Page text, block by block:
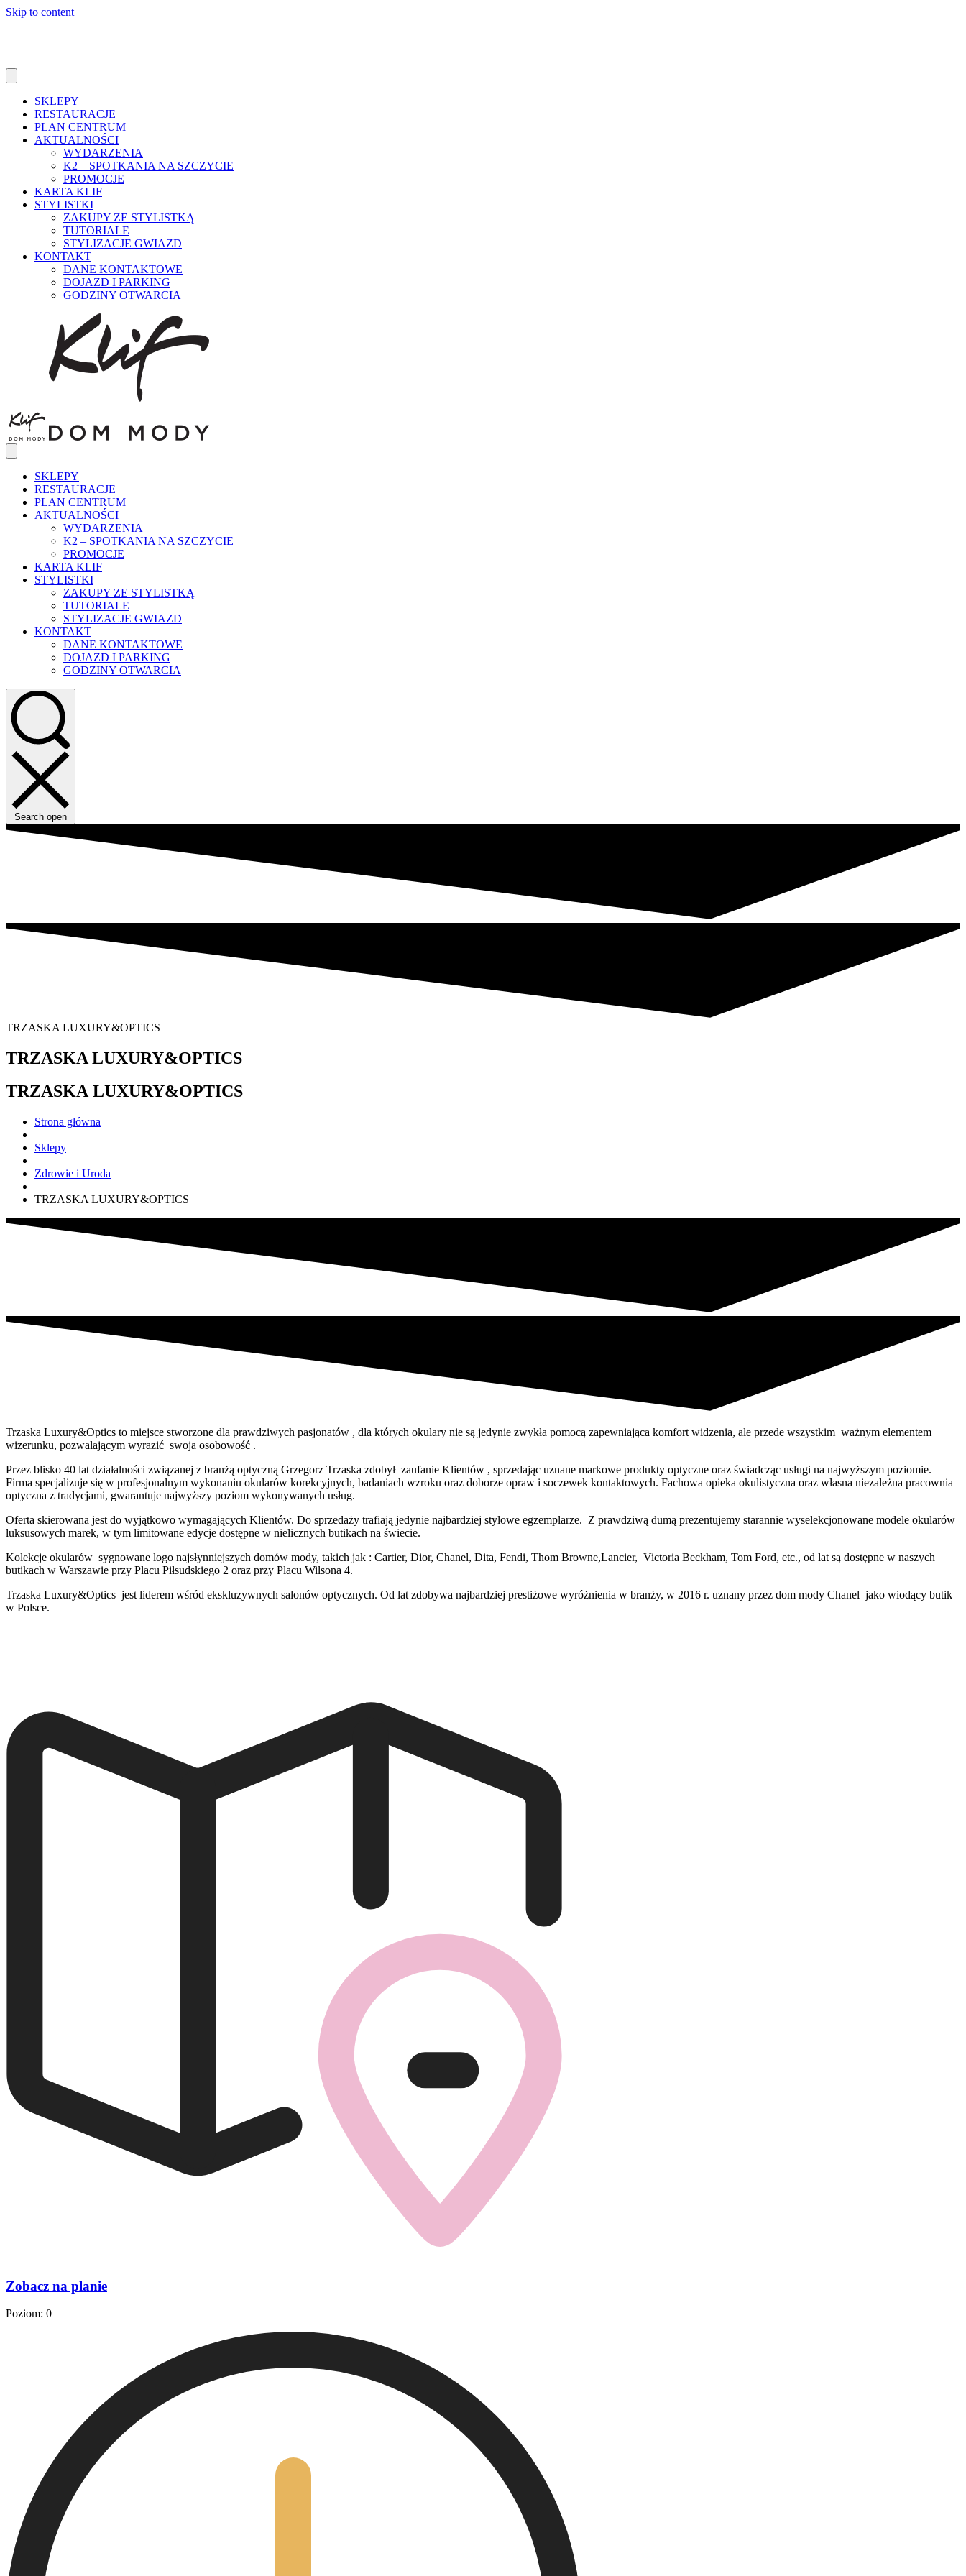
Skip to content
SKLEPY
RESTAURACJE
PLAN CENTRUM
AKTUALNOŚCI
WYDARZENIA
K2 – SPOTKANIA NA SZCZYCIE
PROMOCJE
KARTA KLIF
STYLISTKI
ZAKUPY ZE STYLISTKĄ
TUTORIALE
STYLIZACJE GWIAZD
KONTAKT
DANE KONTAKTOWE
DOJAZD I PARKING
GODZINY OTWARCIA
SKLEPY
RESTAURACJE
PLAN CENTRUM
AKTUALNOŚCI
WYDARZENIA
K2 – SPOTKANIA NA SZCZYCIE
PROMOCJE
KARTA KLIF
STYLISTKI
ZAKUPY ZE STYLISTKĄ
TUTORIALE
STYLIZACJE GWIAZD
KONTAKT
DANE KONTAKTOWE
DOJAZD I PARKING
GODZINY OTWARCIA
Search open
TRZASKA LUXURY&OPTICS
TRZASKA LUXURY&OPTICS
TRZASKA LUXURY&OPTICS
Strona główna
Sklepy
Zdrowie i Uroda
TRZASKA LUXURY&OPTICS
Trzaska Luxury&Optics to miejsce stworzone dla prawdziwych pasjonatów , dla których okulary nie są jedynie zwykła pomocą zapewniająca komfort widzenia, ale przede wszystkim ważnym elementem
wizerunku, pozwalającym wyrazić swoja osobowość .
Przez blisko 40 lat działalności związanej z branżą optyczną Grzegorz Trzaska zdobył zaufanie Klientów , sprzedając uznane markowe produkty optyczne oraz świadcząc usługi na najwyższym poziomie.
Firma specjalizuje się w profesjonalnym wykonaniu okularów korekcyjnych, badaniach wzroku oraz doborze opraw i soczewek kontaktowych. Fachowa opieka okulistyczna oraz własna niezależna pracownia
optyczna z tradycjami, gwarantuje najwyższy poziom wykonywanych usług.
Oferta skierowana jest do wyjątkowo wymagających Klientów. Do sprzedaży trafiają jedynie najbardziej stylowe egzemplarze. Z prawdziwą dumą prezentujemy starannie wyselekcjonowane modele okularów
luksusowych marek, w tym limitowane edycje dostępne w nielicznych butikach na świecie.
Kolekcje okularów sygnowane logo najsłynniejszych domów mody, takich jak : Cartier, Dior, Chanel, Dita, Fendi, Thom Browne,Lancier, Victoria Beckham, Tom Ford, etc., od lat są dostępne w naszych
butikach w Warszawie przy Placu Piłsudskiego 2 oraz przy Placu Wilsona 4.
Trzaska Luxury&Optics jest liderem wśród ekskluzywnych salonów optycznych. Od lat zdobywa najbardziej prestiżowe wyróżnienia w branży, w 2016 r. uznany przez dom mody Chanel jako wiodący butik
w Polsce.
Zobacz na planie
Poziom: 0